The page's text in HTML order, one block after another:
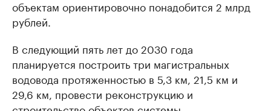
объектам ориентировочно понадобится 2 млрд
рублей.
В следующий пять лет до 2030 года
планируется построить три магистральных
водовода протяженностью в 5,3 км, 21,5 км и
29,6 км, провести реконструкцию и